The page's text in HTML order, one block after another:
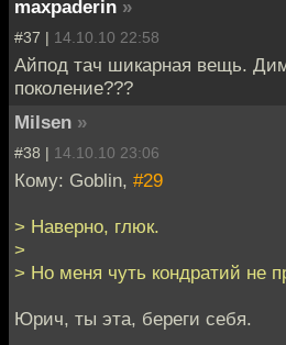
maxpaderin »
#37 | 14.10.10 22:58
Айпод тач шикарная вещь.
поколение???
Milsen »
#38 | 14.10.10 23:06
Кому: Goblin, #29
> Наверно, глюк.
>
> Но меня чуть кондратий не
Юрич, ты эта, береги себя.